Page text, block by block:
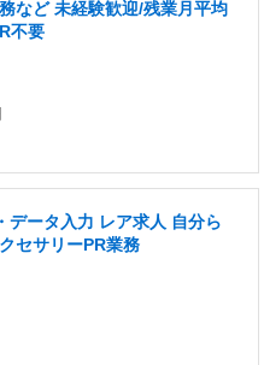
など 未経験歓迎/残業月平均
不要
データ入力 レア求人 自分ら
セサリーPR業務